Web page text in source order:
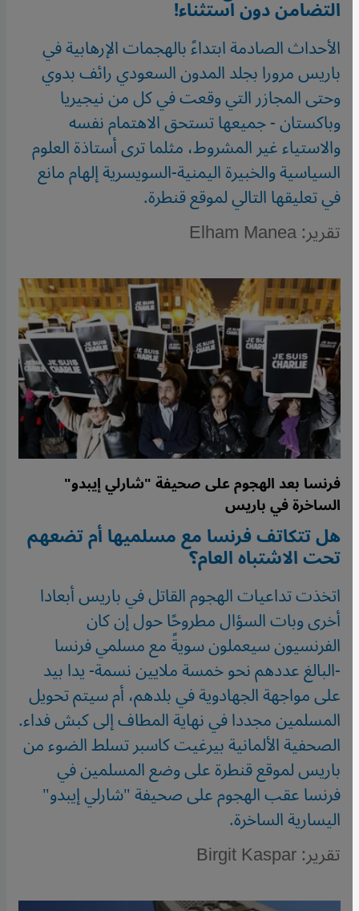
التضامن دون استثناء!
الأحداث الصادمة ابتداءً بالهجمات الإرهابية في
باريس مرورا بجلد المدون السعودي رائف بدوي
وحتى المجازر التي وقعت في كل من نيجيريا
وباكستان - جميعها تستحق الاهتمام نفسه
والاستياء غير المشروط، مثلما ترى أستاذة العلوم
السياسية والخبيرة اليمنية-السويسرية إلهام مانع
في تعليقها التالي لموقع قنطرة.
تقرير: Elham Manea
فرنسا بعد الهجوم على صحيفة "شارلي إيبدو"
الساخرة في باريس
هل تتكاتف فرنسا مع مسلميها أم تضعهم
تحت الاشتباه العام؟
اتخذت تداعيات الهجوم القاتل في باريس أبعادا
أخرى وبات السؤال مطروحًا حول إن كان
الفرنسيون سيعملون سويةً مع مسلمي فرنسا
-البالغ عددهم نحو خمسة ملايين نسمة- يدا بيد
على مواجهة الجهادوية في بلدهم، أم سيتم تحويل
المسلمين مجددا في نهاية المطاف إلى كبش فداء.
الصحفية الألمانية بيرغيت كاسبر تسلط الضوء من
باريس لموقع قنطرة على وضع المسلمين في
فرنسا عقب الهجوم على صحيفة "شارلي إيبدو"
اليسارية الساخرة.
تقرير: Birgit Kaspar